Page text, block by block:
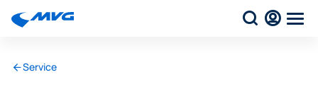
Service